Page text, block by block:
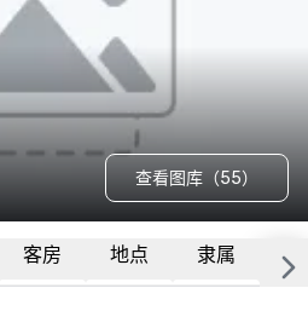
查看图库（55）
客房 地点 隶属 更